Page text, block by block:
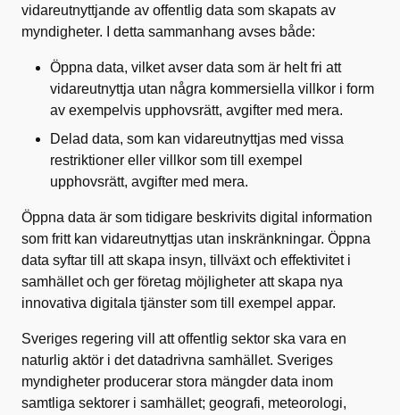
vidareutnyttjande av offentlig data som skapats av
myndigheter. I detta sammanhang avses både:
Öppna data, vilket avser data som är helt fri att
vidareutnyttja utan några kommersiella villkor i form
av exempelvis upphovsrätt, avgifter med mera.
Delad data, som kan vidareutnyttjas med vissa
restriktioner eller villkor som till exempel
upphovsrätt, avgifter med mera.
Öppna data är som tidigare beskrivits digital information
som fritt kan vidareutnyttjas utan inskränkningar. Öppna
data syftar till att skapa insyn, tillväxt och effektivitet i
samhället och ger företag möjligheter att skapa nya
innovativa digitala tjänster som till exempel appar.
Sveriges regering vill att offentlig sektor ska vara en
naturlig aktör i det datadrivna samhället. Sveriges
myndigheter producerar stora mängder data inom
samtliga sektorer i samhället; geografi, meteorologi,